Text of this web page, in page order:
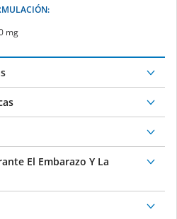
mg
El Embarazo Y La